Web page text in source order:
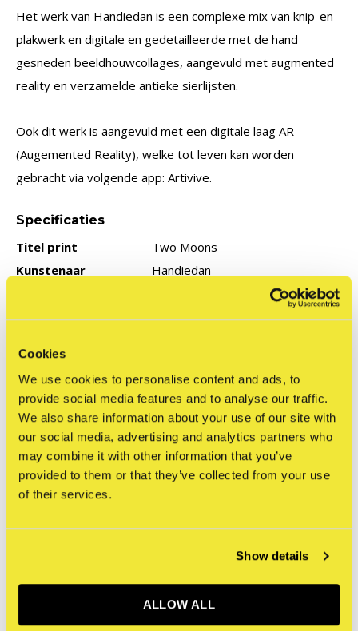
Cookies
We use cookies to personalise content and ads, to
provide social media features and to analyse our traffic.
We also share information about your use of our site with
our social media, advertising and analytics partners who
may combine it with other information that you’ve
provided to them or that they’ve collected from your use
of their services.
Show details
ALLOW ALL
Het werk van Handiedan is een complexe mix van knip-en-
plakwerk en digitale en gedetailleerde met de hand
gesneden beeldhouwcollages, aangevuld met augmented
reality en verzamelde antieke sierlijsten.
Ook dit werk is aangevuld met een digitale laag AR
(Augemented Reality), welke tot leven kan worden
gebracht via volgende app: Artivive.
Specificaties
Titel print
Two Moons
Kunstenaar
Handiedan
Type print
Giclée print
Type editie
Gesigneerd
Ja
Productie jaar
2025
COA
Geen
Reviews
0/ 5
Related articles